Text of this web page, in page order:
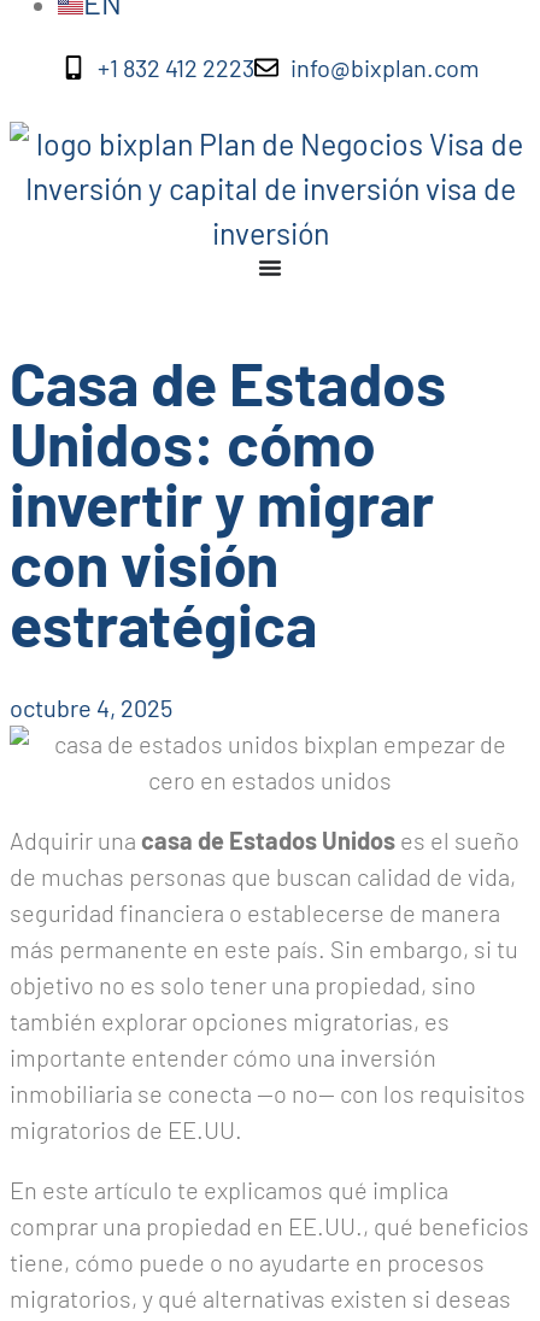
+1 832 412 2223 info@bixplan.com
Casa de Estados
Unidos: cómo
invertir y migrar
con visión
estratégica
octubre 4, 2025
Adquirir una casa de Estados Unidos es el sueño
de muchas personas que buscan calidad de vida,
seguridad financiera o establecerse de manera
más permanente en este país. Sin embargo, si tu
objetivo no es solo tener una propiedad, sino
también explorar opciones migratorias, es
importante entender cómo una inversión
inmobiliaria se conecta —o no— con los requisitos
migratorios de EE.UU.
En este artículo te explicamos qué implica
comprar una propiedad en EE.UU., qué beneficios
tiene, cómo puede o no ayudarte en procesos
migratorios, y qué alternativas existen si deseas